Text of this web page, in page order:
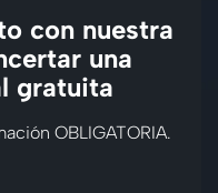
con nuestra
una
gratuita
OBLIGATORIA.